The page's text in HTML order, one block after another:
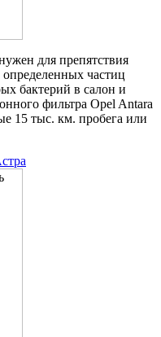
для препятствия
частиц
бактерий в салон и
фильтра Opel Antara
15 тыс. км. пробега или